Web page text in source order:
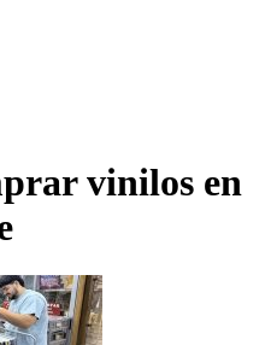
vinilos en